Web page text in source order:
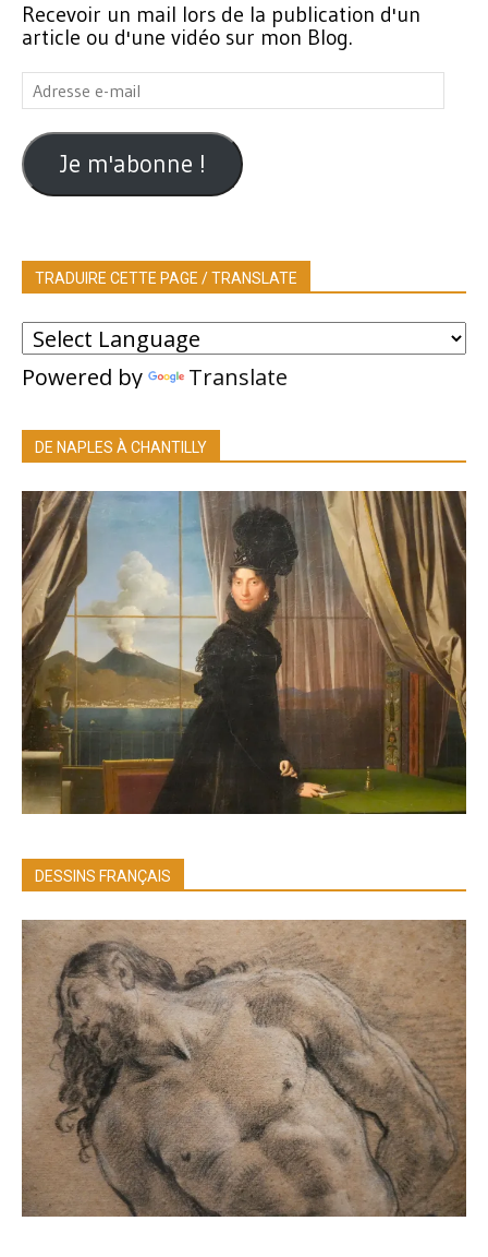
Recevoir un mail lors de la publication d'un
article ou d'une vidéo sur mon Blog.
Adresse
e-
mail
Je m'abonne !
TRADUIRE CETTE PAGE / TRANSLATE
Powered by Translate
DE NAPLES À CHANTILLY
DESSINS FRANÇAIS